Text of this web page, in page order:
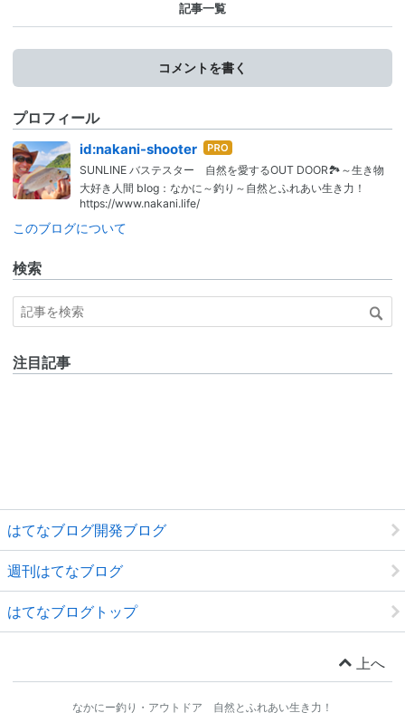
記事一覧
コメントを書く
プロフィール
id:nakani-shooter はて
なブ
ログ
SUNLINE バステスター 自然を愛するOUT DOOR🏞️～生き物
大好き人間 blog：なかに～釣り～自然とふれあい生き力！
https://www.nakani.life/
このブログについて
検索
注目記事
はてなブログ開発ブログ
週刊はてなブログ
はてなブログトップ
上へ
なかにー釣り・アウトドア 自然とふれあい生き力！